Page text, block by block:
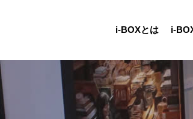
i-BOXとは i-